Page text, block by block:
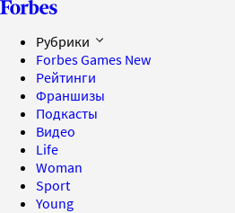
Рубрики
Forbes Games New
Рейтинги
Франшизы
Подкасты
Видео
Life
Woman
Sport
Young